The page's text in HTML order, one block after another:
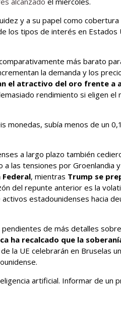
y a su papel como
los tipos de interés en Estados
más barato
la demanda y los
el atractivo del oro frente a
rendimiento si eligen el
monedas, subía menos de un
a largo plazo también
las tensiones por Groenlandia
Federal, mientras Trump se
del repunte anterior es la
estadounidenses hacia
de más detalles
ha recalcado que la
la UE celebrarán en Bruselas
artificial. Informar de un